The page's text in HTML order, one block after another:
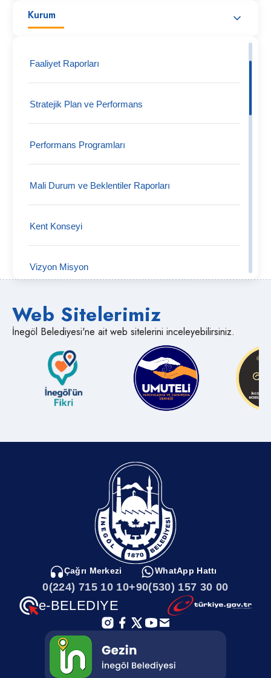
Hukuk İşleri Müdürlüğü
İmar ve Şehircilik Müdürlüğü
Kültür ve Sosyal İşler Müdürlüğü
Mali Hizmetler Müdürlüğü
Mezarlık İşleri Müdürlüğü
Muhtarlık İşleri Müdürlüğü
Park ve Bahçeler Müdürlüğü
Ruhsat ve Denetim Müdürlüğü
Sosyal Yardım İşleri Müdürlüğü
Temizlik İşleri Müdürlüğü
Yazı İşleri Müdürlüğü
Zabıta Müdürlüğü
İnsan Kaynakları ve Eğitim Müdürlüğü
Kurum
Faaliyet Raporları
Stratejik Plan ve Performans
Performans Programları
Mali Durum ve Beklentiler Raporları
Kent Konseyi
Vizyon Misyon
Organizasyon Şeması
Kalite Politikalarımız
Web Sitesi Gizlilik Politikası
Bilgi Güvenliği Politikası
Hassas Görevler Listesi
İstatistik Raporları
Banka Hesap Numaraları
Çalıştay Raporları
Web Sitelerimiz
İnegöl Belediyesi'ne ait web sitelerini inceleyebilirsiniz.
Çağrı Merkezi
0(224) 715 10 10
WhatApp Hattı
+90(530) 157 30 00
e-BELEDIYE